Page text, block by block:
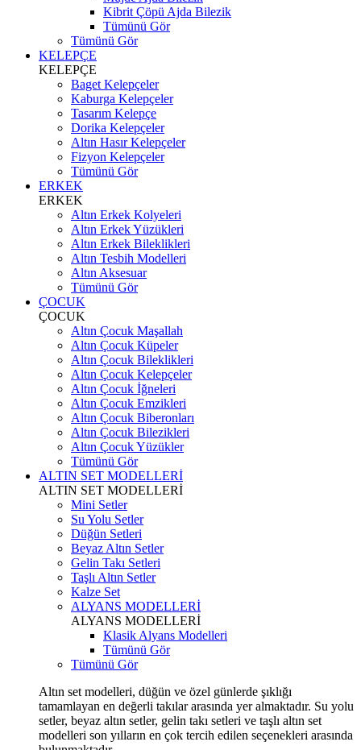
Kibrit Çöpü Ajda Bilezik
Tümünü Gör
Tümünü Gör
KELEPÇE
KELEPÇE
Baget Kelepçeler
Kaburga Kelepçeler
Tasarım Kelepçe
Dorika Kelepçeler
Altın Hasır Kelepçeler
Fizyon Kelepçeler
Tümünü Gör
ERKEK
ERKEK
Altın Erkek Kolyeleri
Altın Erkek Yüzükleri
Altın Erkek Bileklikleri
Altın Tesbih Modelleri
Altın Aksesuar
Tümünü Gör
ÇOCUK
ÇOCUK
Altın Çocuk Maşallah
Altın Çocuk Küpeler
Altın Çocuk Bileklikleri
Altın Çocuk Kelepçeler
Altın Çocuk İğneleri
Altın Çocuk Emzikleri
Altın Çocuk Biberonları
Altın Çocuk Bilezikleri
Altın Çocuk Yüzükler
Tümünü Gör
ALTIN SET MODELLERİ
ALTIN SET MODELLERİ
Mini Setler
Su Yolu Setler
Düğün Setleri
Beyaz Altın Setler
Gelin Takı Setleri
Taşlı Altın Setler
Kalze Set
ALYANS MODELLERİ
ALYANS MODELLERİ
Klasik Alyans Modelleri
Tümünü Gör
Tümünü Gör
Altın set modelleri, düğün ve özel günlerde şıklığı
tamamlayan en değerli takılar arasında yer almaktadır. Su yolu
setler, beyaz altın setler, gelin takı setleri ve taşlı altın set
modelleri son yılların en çok tercih edilen seçenekleri arasında